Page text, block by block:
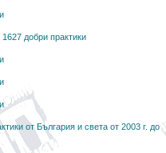
добри практики
от България и света от 2003 г. до